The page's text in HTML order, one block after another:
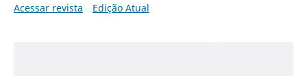
Acessar revista
Edição Atual